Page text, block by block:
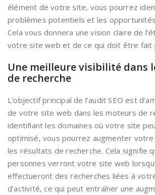
élément de votre site, vous pourrez
problèmes potentiels et les opportunités
Cela vous donnera une vision claire de
votre site web et de ce qui doit être fait
Une meilleure visibilité dans
de recherche
L’objectif principal de l’audit SEO est
de votre site web dans les moteurs de
identifiant les domaines où votre site
optimisé, vous pourrez augmenter votre
les résultats de recherche. Cela signifie
personnes verront votre site web
effectueront des recherches liées à
d’activité, ce qui peut entraîner une